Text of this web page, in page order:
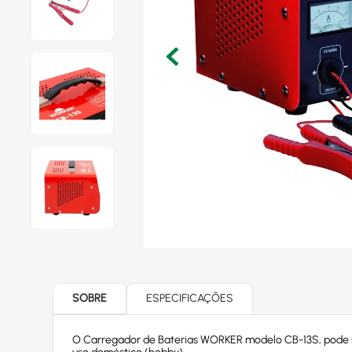
SOBRE ESPECIFICAÇÕES
O Carregador de Baterias WORKER modelo CB-13S,